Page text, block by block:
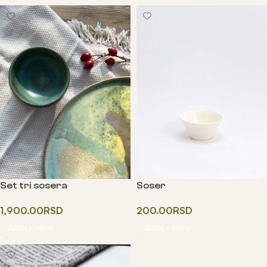
Set tri sosera
1,900.00RSD
Soser
200.00RSD